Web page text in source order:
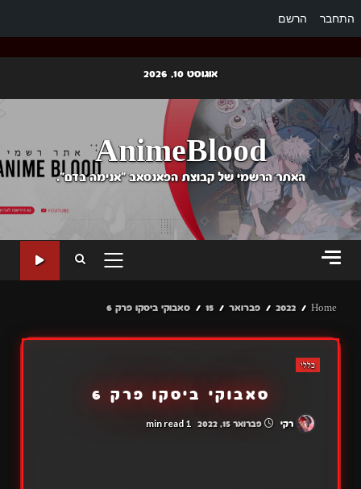
התחבר הרשם
content
אוגוסט 10, 2026
AnimeBlood
האתר הרשמי של קבוצת הפאנסאב "אנימה בדם".
PRIMARY
Home
2022 פברואר 15 סאבוקי ביסקו פרק 6
כללי
סאבוקי ביסקו פרק 6
רקי פברואר 15, 2022 1 min read